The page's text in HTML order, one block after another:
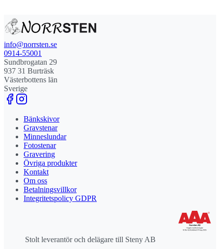
info@norrsten.se
0914-55001
Sundbrogatan 29
937 31 Burträsk
Västerbottens län
Sverige
Bänkskivor
Gravstenar
Minneslundar
Fotostenar
Gravering
Övriga produkter
Kontakt
Om oss
Betalningsvillkor
Integritetspolicy GDPR
Stolt leverantör och delägare till Steny AB